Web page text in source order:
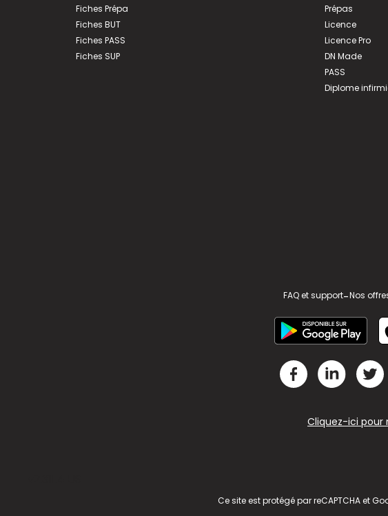
Fiches Prépa
Fiches BUT
Fiches PASS
Fiches SUP
Prépas
Licence
Licence Pro
DN Made
PASS
Diplome
FAQ et support-Nos
Cliquez-ici pour
Ce site est protégé par reCAPTCHA et